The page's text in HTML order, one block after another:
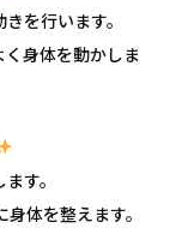
を行います。
身体を動かしま
す。
体を整えます。